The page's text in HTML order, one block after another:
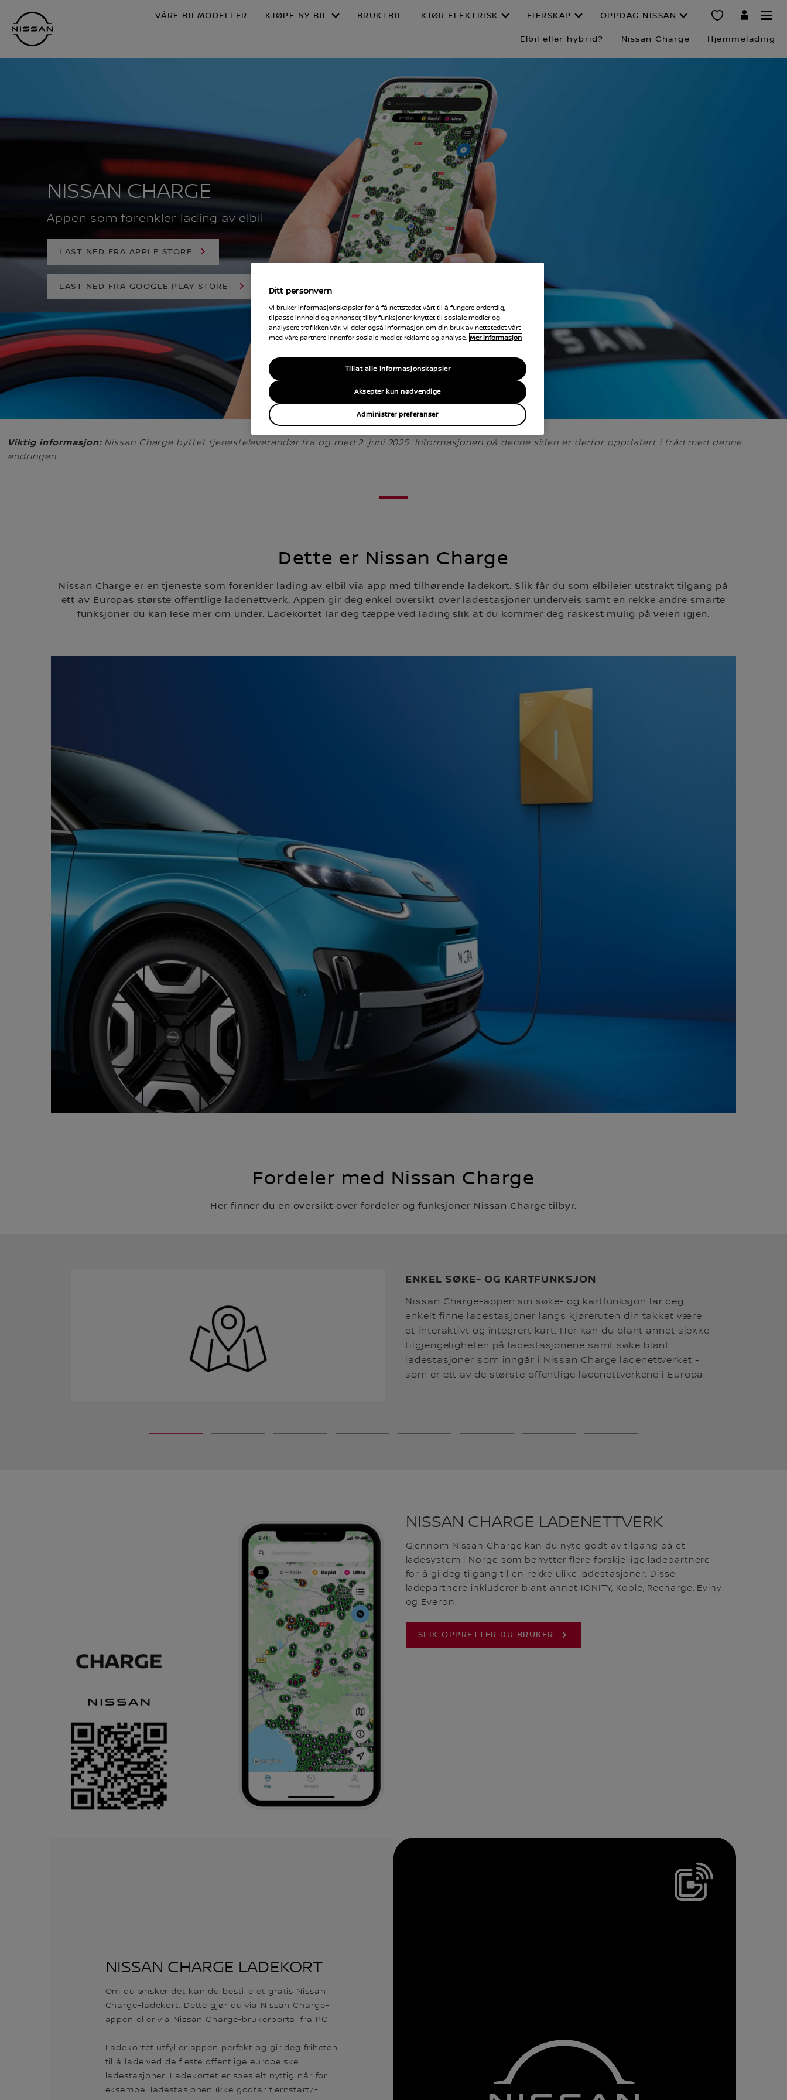
hovedinnhold
VÅRE BILMODELLER KJØPE NY BIL BRUKTBIL KJØR ELEKTRISK EIERSKAP OPPDAG NISSAN
Elbil eller hybrid? Nissan Charge Hjemmelading
NISSAN CHARGE
Appen som forenkler lading av elbil
LAST NED FRA APPLE STORE
LAST NED FRA GOOGLE PLAY STORE
Viktig informasjon: Nissan Charge byttet tjenesteleverandør fra og med 2. juni 2025. Informasjonen på denne siden er derfor oppdatert i tråd med denne
endringen.
Dette er Nissan Charge
Nissan Charge er en tjeneste som forenkler lading av elbil via app med tilhørende ladekort. Slik får du som elbileier utstrakt tilgang på
ett av Europas største offentlige ladenettverk. Appen gir deg enkel oversikt over ladestasjoner underveis samt en rekke andre smarte
funksjoner du kan lese mer om under. Ladekortet lar deg tæppe ved lading slik at du kommer deg raskest mulig på veien igjen.
Fordeler med Nissan Charge
Her finner du en oversikt over fordeler og funksjoner Nissan Charge tilbyr.
ENKEL SØKE- OG KARTFUNKSJON
Nissan Charge-appen sin søke- og kartfunksjon lar deg
enkelt finne ladestasjoner langs kjøreruten din takket være
et interaktivt og integrert kart. Her kan du blant annet sjekke
tilgjengeligheten på ladestasjonene samt søke blant
ladestasjoner som inngår i Nissan Charge ladenettverket -
som er ett av de største offentlige ladenettverkene i Europa.
1 2 3 4 5 6 7 8
NISSAN CHARGE LADENETTVERK
Gjennom Nissan Charge kan du nyte godt av tilgang på et
ladesystem i Norge som benytter flere forskjellige ladepartnere
for å gi deg tilgang til en rekke ulike ladestasjoner. Disse
ladepartnere inkluderer blant annet IONITY, Kople, Recharge, Eviny
og Everon.
SLIK OPPRETTER DU BRUKER
NISSAN CHARGE LADEKORT
Om du ønsker det kan du bestille et gratis Nissan
Charge-ladekort. Dette gjør du via Nissan Charge-
appen eller via Nissan Charge-brukerportal fra PC.
Ladekortet utfyller appen perfekt og gir deg friheten
til å lade ved de fleste offentlige europeiske
ladestasjoner. Ladekortet er spesielt nyttig når for
eksempel ladestasjonen ikke godtar fjernstart/-
Ditt personvern
Vi bruker informasjonskapsler for å få nettstedet vårt til å fungere ordentlig,
tilpasse innhold og annonser, tilby funksjoner knyttet til sosiale medier og
analysere trafikken vår. Vi deler også informasjon om din bruk av nettstedet vårt
med våre partnere innenfor sosiale medier, reklame og analyse. Mer informasjon
Administrer preferanser
Aksepter kun nødvendige
Tillat alle informasjonskapsler